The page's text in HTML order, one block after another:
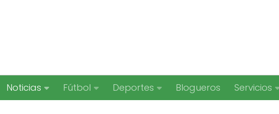
Noticias Fútbol Deportes Blogueros Servicios